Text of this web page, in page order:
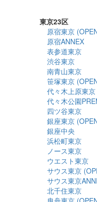
東京23区
原宿東京
原宿ANNEX
表参道東京
渋谷東京
南青山東京
笹塚東京
代々木上原東京
代々木公園
四ツ谷東京
銀座東京
銀座中央
浜松町東京
ノース東京
ウエスト東京
サウス東京
サウス東京
北千住東京